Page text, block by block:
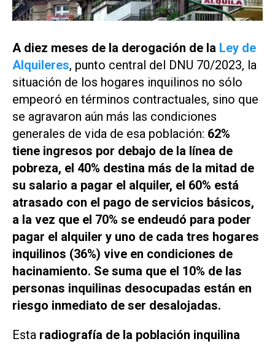
A diez meses de la derogación de la Ley de
Alquileres, punto central del DNU 70/2023, la
situación de los hogares inquilinos no sólo
empeoró en términos contractuales, sino que
se agravaron aún más las condiciones
generales de vida de esa población: 62%
tiene ingresos por debajo de la línea de
pobreza, el 40% destina más de la mitad de
su salario a pagar el alquiler, el 60% está
atrasado con el pago de servicios básicos,
a la vez que el 70% se endeudó para poder
pagar el alquiler y uno de cada tres hogares
inquilinos (36%) vive en condiciones de
hacinamiento. Se suma que el 10% de las
personas inquilinas desocupadas están en
riesgo inmediato de ser desalojadas.
Esta radiografía de la población inquilina